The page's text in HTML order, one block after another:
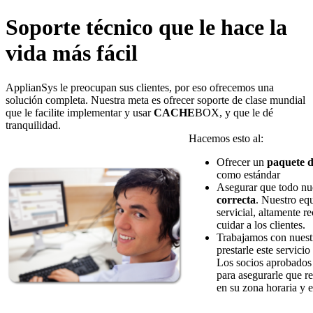
Soporte técnico que le hace la
vida más fácil
ApplianSys le preocupan sus clientes, por eso ofrecemos una
solución completa. Nuestra meta es ofrecer soporte de clase mundial
que le facilite implementar y usarCACHEBOX, y que le dé
tranquilidad.
Hacemos esto al:
Ofrecer un paquete
como estándar
Asegurar que todo
correcta. Nuestro
servicial, altamente
cuidar a los clientes.
Trabajamos con
prestarle este
Los socios
para asegurarle que
en su zona horaria y